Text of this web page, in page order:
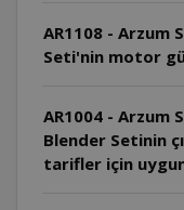
AR1108 - Arzum
Seti'nin motor
AR1004 - Arzum
Blender Setinin
tarifler için